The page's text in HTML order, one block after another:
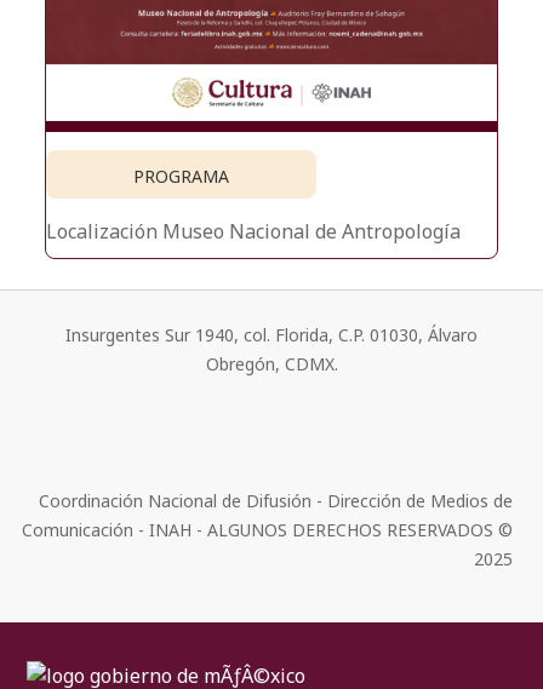
PROGRAMA
Localización Museo Nacional de Antropología
Insurgentes Sur 1940, col. Florida, C.P. 01030, Álvaro
Obregón, CDMX.
Coordinación Nacional de Difusión - Dirección de Medios de
Comunicación - INAH - ALGUNOS DERECHOS RESERVADOS ©
2025